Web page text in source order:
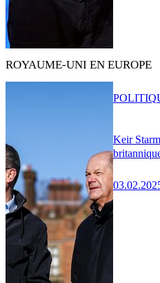
ROYAUME-UNI EN EUROPE
Keir